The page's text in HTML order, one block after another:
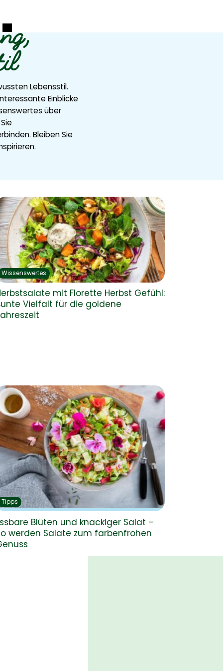
Lebensstil.
Einblicke
über
Bleiben Sie
Wissenswertes
mit Florette Herbst Gefühl:
Vielfalt für die goldene
Tipps
Blüten und knackiger Salat –
werden Salate zum farbenfrohen